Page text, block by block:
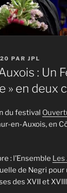
PAR JPL
: Un
» en deux
du festival
en-Auxois, en
: l’Ensemble
de Negri
des XVII et